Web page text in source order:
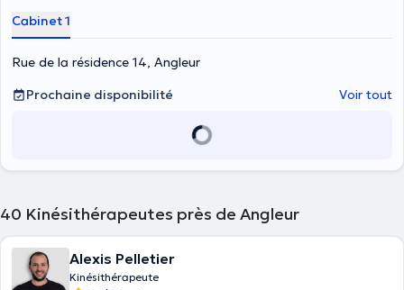
Cabinet 1
Rue de la résidence 14, Angleur
Prochaine disponibilité
Voir tout
40 Kinésithérapeutes près de Angleur
Alexis Pelletier
Kinésithérapeute